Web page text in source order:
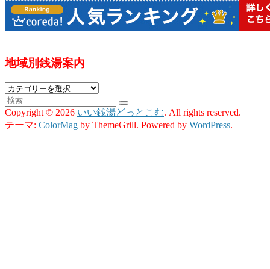
地域別銭湯案内
地
域
別
銭
Copyright © 2026 いい銭湯どっとこむ. All rights reserved.
テーマ: ColorMag by ThemeGrill. Powered by WordPress.